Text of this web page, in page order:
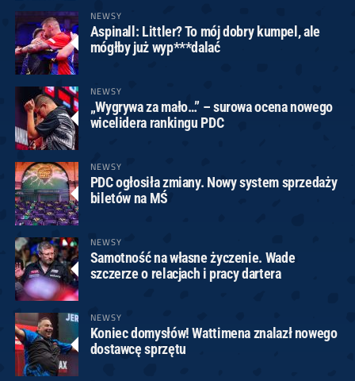
NEWSY
Aspinall: Littler? To mój dobry kumpel, ale
mógłby już wyp***dalać
NEWSY
„Wygrywa za mało…” – surowa ocena nowego
wicelidera rankingu PDC
NEWSY
PDC ogłosiła zmiany. Nowy system sprzedaży
biletów na MŚ
NEWSY
Samotność na własne życzenie. Wade
szczerze o relacjach i pracy dartera
NEWSY
Koniec domysłów! Wattimena znalazł nowego
dostawcę sprzętu